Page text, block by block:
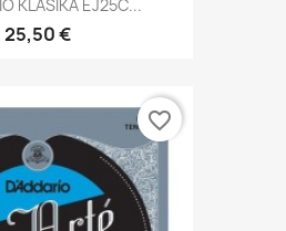
KLASIKA EJ25C...
25,50 €
favorite_border